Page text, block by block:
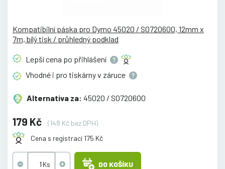
Kompatibilní páska pro Dymo 45020 / S0720600, 12mm x
7m, bílý tisk / průhledný podklad
Lepší cena po přihlášení
Vhodné i pro tiskárny v záruce
Alternativa za: 45020 / S0720600
179 Kč
(148 Kč bez DPH)
Cena s registrací 175 Kč
DO KOŠÍKU